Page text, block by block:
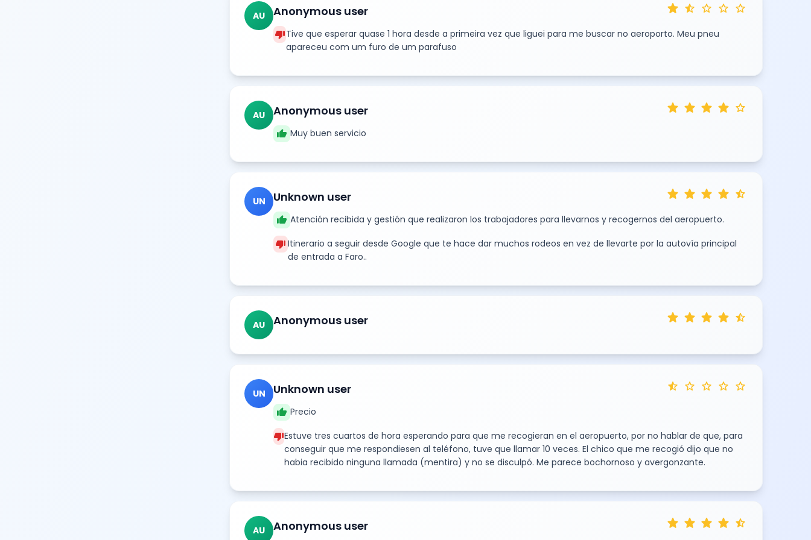
AU Anonymous user star star_half star star star
thumb_downTive que esperar quase 1 hora desde a primeira vez que liguei para me buscar no aeroporto. Meu pneu
apareceu com um furo de um parafuso
AU Anonymous user star star star star star
thumb_up Muy buen servicio
UN Unknown user star star star star star_half
thumb_up Atención recibida y gestión que realizaron los trabajadores para llevarnos y recogernos del aeropuerto.
thumb_down Itinerario a seguir desde Google que te hace dar muchos rodeos en vez de llevarte por la autovía principal
de entrada a Faro..
AU Anonymous user star star star star star_half
UN Unknown user star_half star star star star
thumb_up Precio
thumb_downEstuve tres cuartos de hora esperando para que me recogieran en el aeropuerto, por no hablar de que, para
conseguir que me respondiesen al teléfono, tuve que llamar 10 veces. El chico que me recogió dijo que no
habia recibido ninguna llamada (mentira) y no se disculpó. Me parece bochornoso y avergonzante.
AU Anonymous user star star star star star_half